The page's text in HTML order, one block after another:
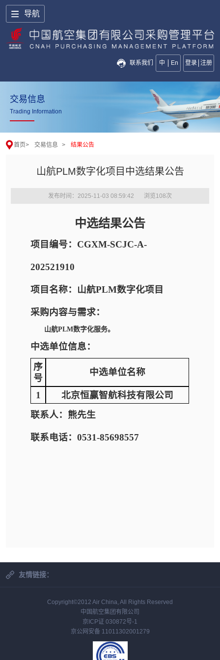
导航
联系我们 中 En 登录 注册
交易信息
Trading Information
首页> 交易信息 > 结果公告
山航PLM数字化项目中选结果公告
发布时间：2025-11-03 08:59:42 浏览108次
中选结果公告
项目编号：CGXM-SCJC-A-
202521910
项目名称：山航PLM数字化项目
采购内容与需求：
山航PLM数字化服务。
中选单位信息：
序
号
中选单位名称
1
北京恒赢智航科技有限公司
联系人：熊先生
联系电话：0531-85698557
友情链接：
Copyright©2012 Air China, All Rights Reserved
中国航空集团有限公司
京ICP证 030872号-1
京公网安备 11011302001279